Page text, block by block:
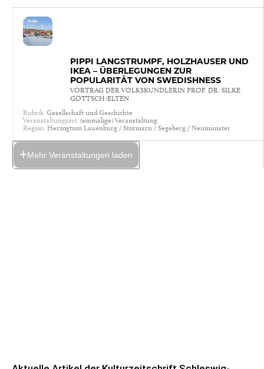
PIPPI LANGSTRUMPF, HOLZHÄUSER UND
IKEA – ÜBERLEGUNGEN ZUR
POPULARITÄT VON SWEDISHNESS
VORTRAG DER VOLKSKUNDLERIN PROF. DR. SILKE
GÖTTSCH-ELTEN
Rubrik Gesellschaft und Geschichte
Veranstaltungsart (einmalige) Veranstaltung
Region Herzogtum Lauenburg / Stormarn / Segeberg / Neumünster
Mehr Veranstaltungen laden